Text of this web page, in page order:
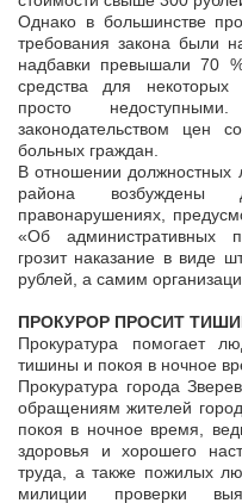
Однако в большинстве
требования закона были
надбавки превышали 70
средства для некоторых
просто
законодательством цен
больных граждан.
В отношении должностных
района возбуждены
правонарушениях,
«Об административных
грозит наказание в виде
рублей, а самим
ПРОКУРОР ПРОСИТ
Прокуратура помогает
тишины и покоя в ночное
Прокуратура города
обращениям жителей
покоя в ночное время,
здоровья и хорошего
труда, а также пожилых
милиции проверки